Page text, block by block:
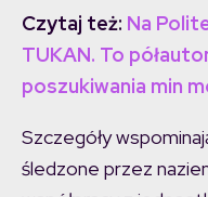
Czytaj też: Na
TUKAN. To
poszukiwania min
Szczegóły
śledzone przez